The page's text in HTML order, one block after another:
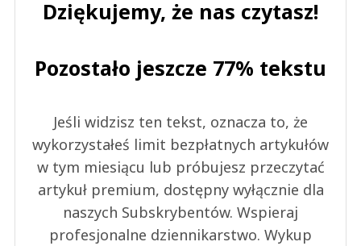
Dziękujemy, że nas czytasz!
Pozostało jeszcze 77% tekstu
Jeśli widzisz ten tekst, oznacza to, że
wykorzystałeś limit bezpłatnych artykułów
w tym miesiącu lub próbujesz przeczytać
artykuł premium, dostępny wyłącznie dla
naszych Subskrybentów. Wspieraj
profesjonalne dziennikarstwo. Wykup